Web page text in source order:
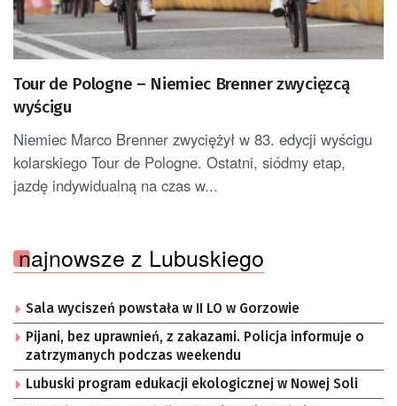
Tour de Pologne – Niemiec Brenner zwycięzcą
wyścigu
Niemiec Marco Brenner zwyciężył w 83. edycji wyścigu
kolarskiego Tour de Pologne. Ostatni, siódmy etap,
jazdę indywidualną na czas w...
najnowsze z Lubuskiego
Sala wyciszeń powstała w II LO w Gorzowie
Pijani, bez uprawnień, z zakazami. Policja informuje o
zatrzymanych podczas weekendu
Lubuski program edukacji ekologicznej w Nowej Soli